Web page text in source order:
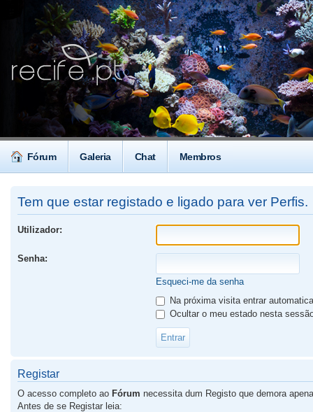
Fórum Galeria Chat Membros
Tem que estar registado e ligado para ver Perfis.
Utilizador:
Senha:
Esqueci-me da senha
Na próxima visita entrar
Ocultar o meu estado nesta
Registar
O acesso completo ao Fórum necessita dum Registo que demora
Antes de se Registar leia: